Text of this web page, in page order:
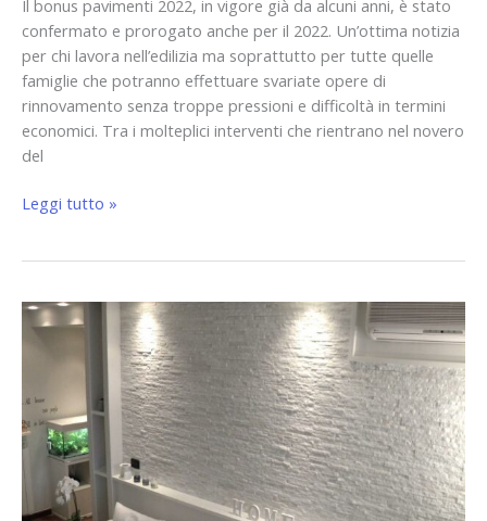
Il bonus pavimenti 2022, in vigore già da alcuni anni, è stato
confermato e prorogato anche per il 2022. Un’ottima notizia
per chi lavora nell’edilizia ma soprattutto per tutte quelle
famiglie che potranno effettuare svariate opere di
rinnovamento senza troppe pressioni e difficoltà in termini
economici. Tra i molteplici interventi che rientrano nel novero
del
Leggi tutto »
Tendenze
Arredamento
2022:
l’anno
della
Pietra
Naturale